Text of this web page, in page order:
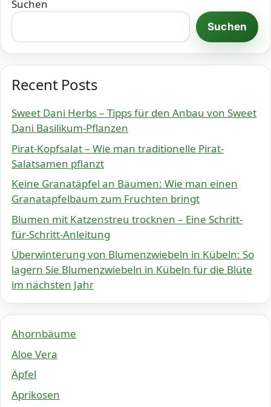
Suchen
Suchen
Recent Posts
Sweet Dani Herbs – Tipps für den Anbau von Sweet
Dani Basilikum-Pflanzen
Pirat-Kopfsalat – Wie man traditionelle Pirat-
Salatsamen pflanzt
Keine Granatäpfel an Bäumen: Wie man einen
Granatapfelbaum zum Fruchten bringt
Blumen mit Katzenstreu trocknen – Eine Schritt-
für-Schritt-Anleitung
Überwinterung von Blumenzwiebeln in Kübeln: So
lagern Sie Blumenzwiebeln in Kübeln für die Blüte
im nächsten Jahr
Ahornbäume
Aloe Vera
Äpfel
Aprikosen